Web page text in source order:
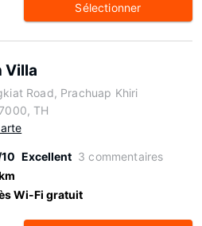
Sélectionner
Villa
Road, Prachuap Khiri
TH
Excellent 3 commentaires
Wi-Fi gratuit